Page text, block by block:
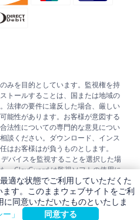
みを目的としています。監視権を持
トールすることは、国または地域の
法律の要件に違反した場合、厳しい
能性があります。お客様が意図する
法性についての専門的な意見につい
談ください。ダウンロード、インス
はお客様はが負うものとします。
バイスを監視することを選択した場
、ClevGuard は監視ソフトの使用に
きません。本書で明示的に付与され
が留保し、保持します。
All rights reserved.
適な状態でご利用していただくた
す。このままウェブサイトをご利
同意いただいたものといたしま
」 同意する